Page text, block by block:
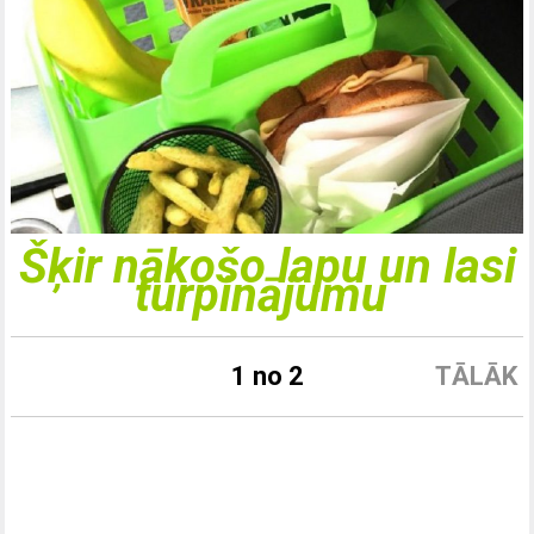
Šķir nākošo lapu un lasi
turpinājumu
TĀLĀK
1 no 2